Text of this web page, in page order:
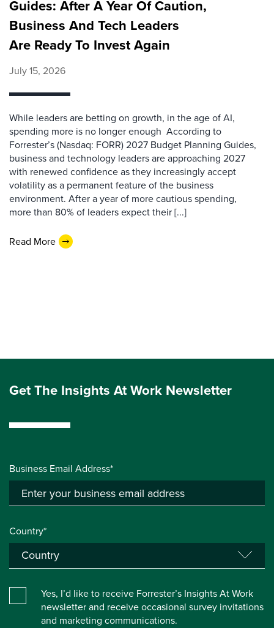
Guides: After A Year Of Caution,
Business And Tech Leaders
Are Ready To Invest Again
July 15, 2026
While leaders are betting on growth, in the age of AI,
spending more is no longer enough According to
Forrester’s (Nasdaq: FORR) 2027 Budget Planning Guides,
business and technology leaders are approaching 2027
with renewed confidence as they increasingly accept
volatility as a permanent feature of the business
environment. After a year of more cautious spending,
more than 80% of leaders expect their [...]
Read More
Get The Insights At Work Newsletter
Business Email Address*
Country*
Yes, I’d like to receive Forrester’s Insights At Work
newsletter and receive occasional survey invitations
and marketing communications.